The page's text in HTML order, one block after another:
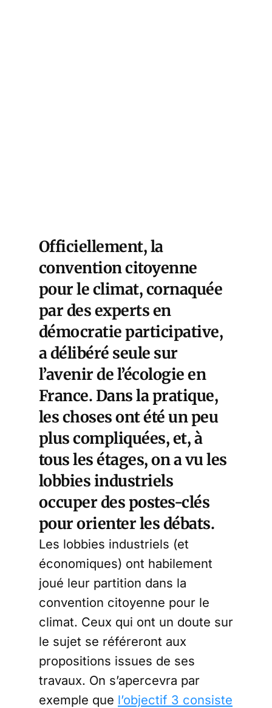
Officiellement, la
convention citoyenne
pour le climat, cornaquée
par des experts en
démocratie participative,
a délibéré seule sur
l’avenir de l’écologie en
France. Dans la pratique,
les choses ont été un peu
plus compliquées, et, à
tous les étages, on a vu les
lobbies industriels
occuper des postes-clés
pour orienter les débats.
Les lobbies industriels (et
économiques) ont habilement
joué leur partition dans la
convention citoyenne pour le
climat. Ceux qui ont un doute sur
le sujet se référeront aux
propositions issues de ses
travaux. On s’apercevra par
exemple que l’objectif 3 consiste